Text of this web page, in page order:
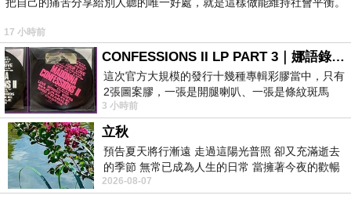
以空機一隻29,900的價格來說，買到這樣的精緻感，其實並不算太虧。
S9+比起之前所使用的XZP，多了紅膜辨視，可調式光圈，
功能其實大同小異。
好吧，如果身為第一次使用S系列的消費者來說，
可能看到這一隻還真的會不知所云!!!
17 小時前
CONFESSIONS II LP PART 3｜娜語錄II LP PART 3
這次官方大規模的發行十幾種專輯彩膠當中，只有
2張圖案膠，一張是開腿喇叭、一張是條紋斑馬
版；目前官網上只剩澳洲商店AU STORE
3 小時前
立秋
預告夏天將行漸遠 走過這陽光普照 卻又充滿逝去
的季節 無常已成為人生的日常 當擁著今夜的歡暢
舒心 轉眼驟成昨日 而明晨 太陽
2026-08-07